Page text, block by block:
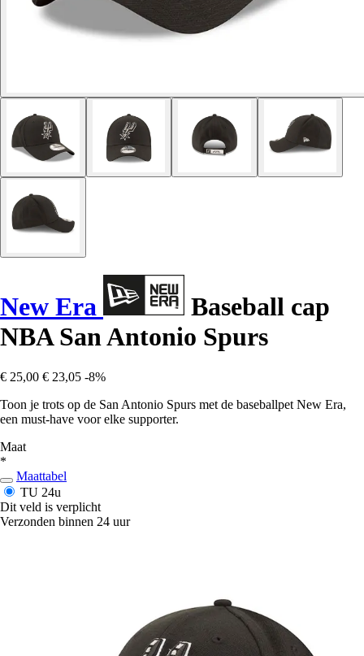
New Era
Baseball cap
NBA San Antonio Spurs
€ 25,00 € 23,05 -8%
Toon je trots op de San Antonio Spurs met de baseballpet New Era,
een must-have voor elke supporter.
Maat
*
Maattabel
TU 24u
Dit veld is verplicht
Verzonden binnen 24 uur